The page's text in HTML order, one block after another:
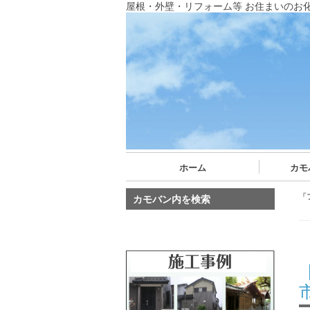
屋根・外壁・リフォーム等 お住まいのお
ホーム カ
「
カモバン内を検索